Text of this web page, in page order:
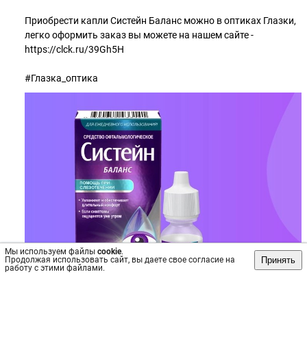
Мы используем файлы cookie.
Продолжая использовать сайт, вы даете свое согласие на
работу с этими файлами.
Принять
Приобрести капли Систейн Баланс можно в оптиках Глазки,
легко оформить заказ вы можете на нашем сайте -
https://clck.ru/39Gh5H
#Глазка_оптика